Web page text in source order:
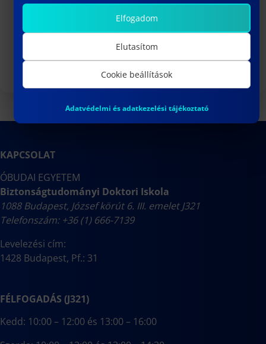
MTTDHT (Tudományági DHT)
KAPCSOLAT
ÓBUDAI EGYETEM
Biztonságtudományi Doktori Iskola
1088 Budapest, József körút 6. III. emelet J321
Telefonszám: +36 (1) 666-7139
Levelezési cím:
1428 Budapest, Pf.: 31
FÉLFOGADÁS (J321)
Kedd: 10:00 – 12:00 és 13:00 – 16:00
Elfogadom
Elutasítom
Cookie beállítások
Adatvédelmi és adatkezelési tájékoztató